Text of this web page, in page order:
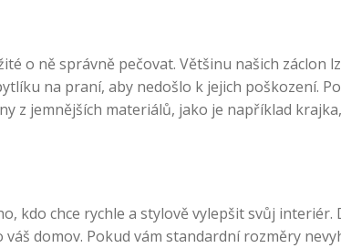
o ně správně pečovat. Většinu našich záclon
na praní, aby nedošlo k jejich poškození.
z jemnějších materiálů, jako je například
kdo chce rychle a stylově vylepšit svůj
domov. Pokud vám standardní rozměry